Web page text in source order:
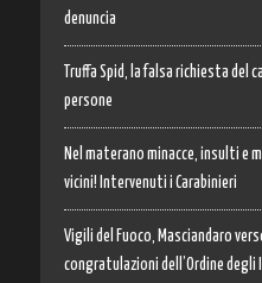
denuncia
Truffa Spid, la falsa richiesta del
persone
Nel materano minacce, insulti e
vicini! Intervenuti i Carabinieri
Vigili del Fuoco, Masciandaro
congratulazioni dell’Ordine degli